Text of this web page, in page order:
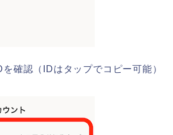
確認（IDはタップでコピー可能）